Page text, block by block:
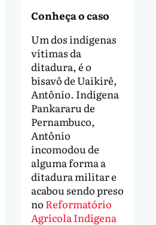
Conheça o caso
Um dos indígenas
vítimas da
ditadura, é o
bisavô de Uaikirê,
Antônio. Indígena
Pankararu de
Pernambuco,
Antônio
incomodou de
alguma forma a
ditadura militar e
acabou sendo preso
no Reformatório
Agrícola Indígena